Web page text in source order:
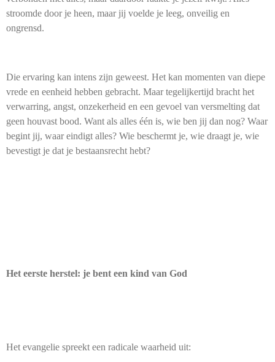
stroomde door je heen, maar jij voelde je leeg, onveilig en
ongrensd.
Die ervaring kan intens zijn geweest. Het kan momenten van diepe
vrede en eenheid hebben gebracht. Maar tegelijkertijd bracht het
verwarring, angst, onzekerheid en een gevoel van versmelting dat
geen houvast bood. Want als alles één is, wie ben jij dan nog? Waar
begint jij, waar eindigt alles? Wie beschermt je, wie draagt je, wie
bevestigt je dat je bestaansrecht hebt?
Het eerste herstel: je bent een kind van God
Het evangelie spreekt een radicale waarheid uit: